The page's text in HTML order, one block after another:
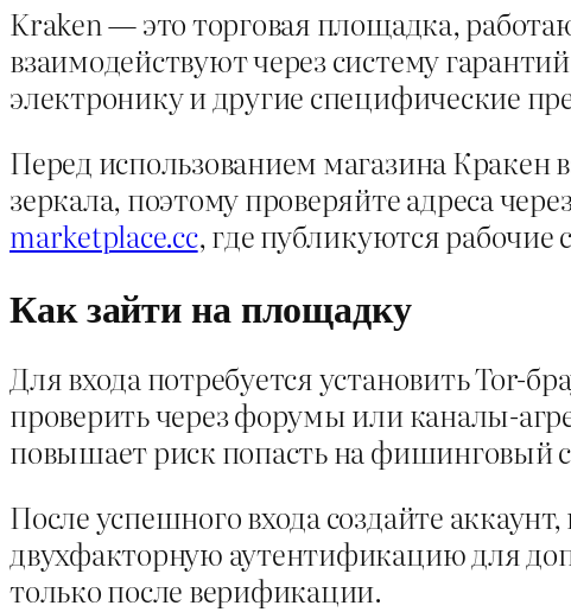
Kraken — это торговая площадка,
взаимодействуют через систему
электронику и другие специфические
Перед использованием магазина
зеркала, поэтому проверяйте адреса
marketplace.cc, где публикуются рабочие
Как зайти на площадку
Для входа потребуется установить Tor-
проверить через форумы или каналы-
повышает риск попасть на фишинговый
После успешного входа создайте
двухфакторную аутентификацию для
только после верификации.